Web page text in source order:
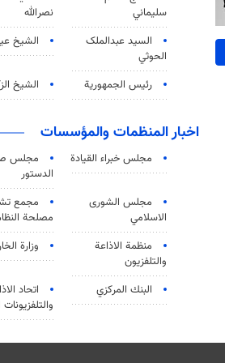
سليماني
نصرالله
السید عبدالملک
الحوثي
الشيخ
رئيس الجمهورية الشيخ
اخبار المنظمات والمؤسسات
مجلس خبراء القيادة
مجلس
الدستور
مجلس الشورى
الاسلامي
مجمع
مصلحة
منظمة الاذاعة
والتلفزیون
وزارة
البنك المركزي
اتحاد